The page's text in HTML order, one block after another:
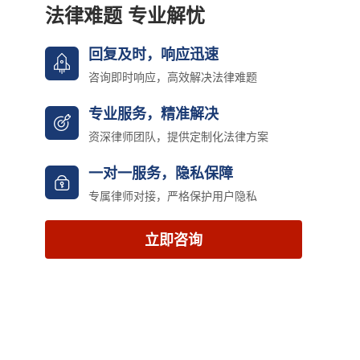
法律难题 专业解忧
回复及时，响应迅速
咨询即时响应，高效解决法律难题
专业服务，精准解决
资深律师团队，提供定制化法律方案
一对一服务，隐私保障
专属律师对接，严格保护用户隐私
立即咨询